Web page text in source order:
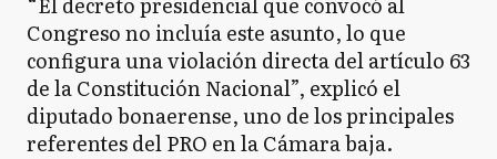
Congreso no incluía este asunto, lo que
configura una violación directa del artículo 63
de la Constitución Nacional”, explicó el
diputado bonaerense, uno de los principales
referentes del PRO en la Cámara baja.